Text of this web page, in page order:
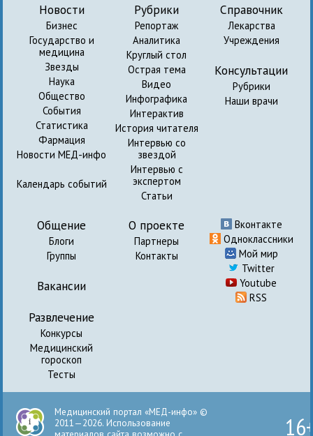
Новости
Бизнес
Государство и
медицина
Звезды
Наука
Общество
События
Статистика
Фармация
Новости МЕД-инфо
Календарь событий
Рубрики
Репортаж
Аналитика
Круглый стол
Острая тема
Видео
Инфографика
Интерактив
История читателя
Интервью со
звездой
Интервью с
экспертом
Статьи
Справочник
Лекарства
Учреждения
Консультации
Рубрики
Наши врачи
Общение
Блоги
Группы
Вакансии
Развлечение
Конкурсы
Медицинский
гороскоп
Тесты
О проекте
Партнеры
Контакты
Вконтакте
Одноклассники
Мой мир
Twitter
Youtube
RSS
Медицинский портал «МЕД-инфо» ©
2011—2026. Использование